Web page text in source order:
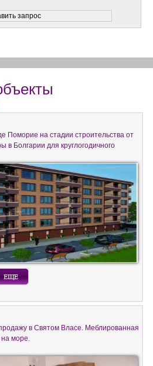
Поморие на стадии строительства от
в Болгарии для круглогодичного
в Святом Власе. Меблированная
море.